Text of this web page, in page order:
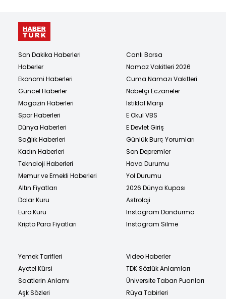
Son Dakika Haberleri
Haberler
Ekonomi Haberleri
Güncel Haberler
Magazin Haberleri
Spor Haberleri
Dünya Haberleri
Sağlık Haberleri
Kadın Haberleri
Teknoloji Haberleri
Memur ve Emekli Haberleri
Altın Fiyatları
Dolar Kuru
Euro Kuru
Kripto Para Fiyatları
Canlı Borsa
Namaz Vakitleri 2026
Cuma Namazı Vakitleri
Nöbetçi Eczaneler
İstiklal Marşı
E Okul VBS
E Devlet Giriş
Günlük Burç Yorumları
Son Depremler
Hava Durumu
Yol Durumu
2026 Dünya Kupası
Astroloji
Instagram Dondurma
Instagram Silme
Yemek Tarifleri
Ayetel Kürsi
Saatlerin Anlamı
Aşk Sözleri
Video Haberler
TDK Sözlük Anlamları
Üniversite Taban Puanları
Rüya Tabirleri